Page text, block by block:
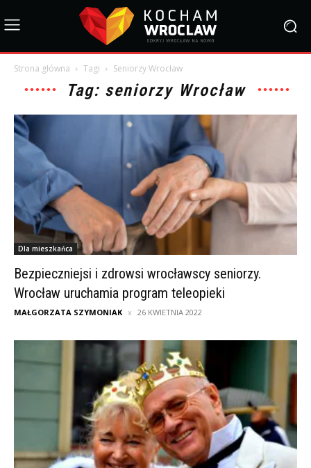
Strona główna Tagi Seniorzy Wrocław
Tag: seniorzy Wrocław
Dla mieszkańca
Bezpieczniejsi i zdrowsi wrocławscy seniorzy.
Wrocław uruchamia program teleopieki
MAŁGORZATA SZYMONIAK 26 KWIETNIA 2022